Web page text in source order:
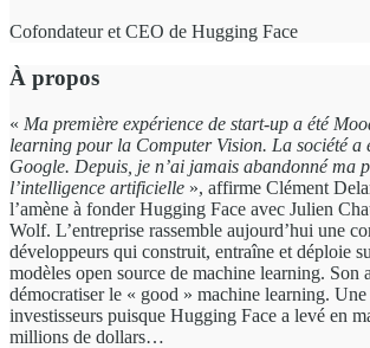
Cofondateur et CEO de Hugging Face
À propos
« Ma première expérience de start-up a été
learning pour la Computer Vision. La société a
Google. Depuis, je n’ai jamais abandonné ma
l’intelligence artificielle », affirme Clément
l’amène à fonder Hugging Face avec Julien
Wolf. L’entreprise rassemble aujourd’hui une
développeurs qui construit, entraîne et déploie
modèles open source de machine learning. Son
démocratiser le « good » machine learning.
investisseurs puisque Hugging Face a levé en
millions de dollars…